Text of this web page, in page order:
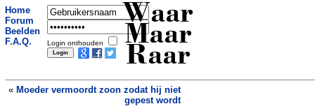
Home
Forum
Beelden
F.A.Q.
Login onthouden
Waar
Maar
Raar
« Moeder vermoordt zoon zodat hij niet
gepest wordt